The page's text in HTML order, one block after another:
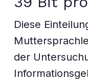
Diese
der